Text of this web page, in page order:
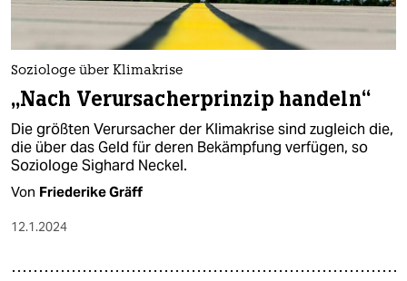
Soziologe über Klimakrise
„Nach Verursacherprinzip handeln“
Die größten Verursacher der Klimakrise sind zugleich die,
die über das Geld für deren Bekämpfung verfügen, so
Soziologe Sighard Neckel.
Von Friederike Gräff
12.1.2024